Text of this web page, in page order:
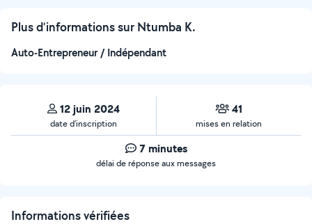
Plus d’informations sur Ntumba K.
Auto-Entrepreneur / Indépendant
12 juin 2024
date d’inscription
41
mises en relation
7 minutes
délai de réponse aux messages
Informations vérifiées